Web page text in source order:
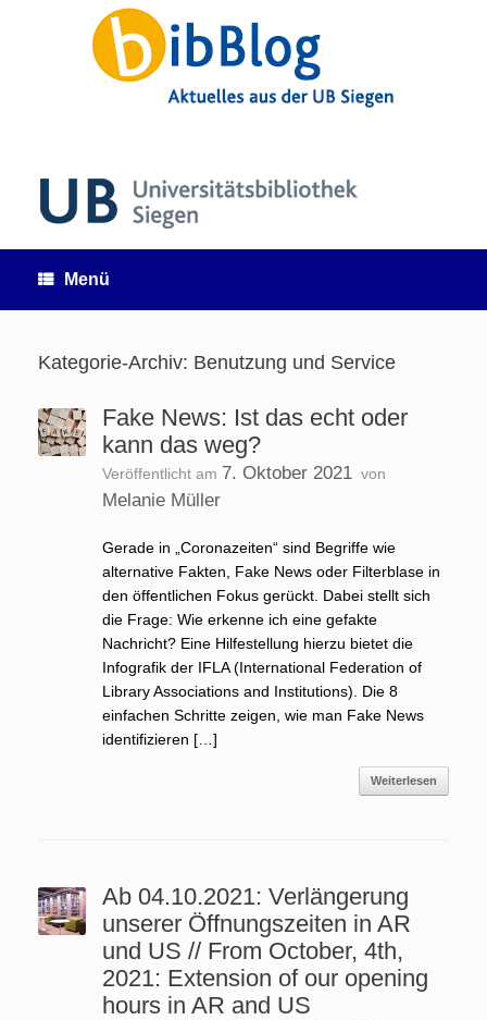
Menü
Kategorie-Archiv: Benutzung und Service
Fake News: Ist das echt oder
kann das weg?
Veröffentlicht am 7. Oktober 2021 von
Melanie Müller
Gerade in „Coronazeiten“ sind Begriffe wie
alternative Fakten, Fake News oder Filterblase in
den öffentlichen Fokus gerückt. Dabei stellt sich
die Frage: Wie erkenne ich eine gefakte
Nachricht? Eine Hilfestellung hierzu bietet die
Infografik der IFLA (International Federation of
Library Associations and Institutions). Die 8
einfachen Schritte zeigen, wie man Fake News
identifizieren […]
Weiterlesen
Ab 04.10.2021: Verlängerung
unserer Öffnungszeiten in AR
und US // From October, 4th,
2021: Extension of our opening
hours in AR and US